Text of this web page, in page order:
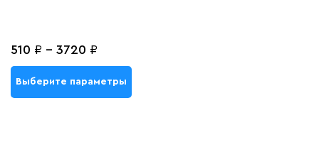
510 ₽ - 3720 ₽
Выберите параметры